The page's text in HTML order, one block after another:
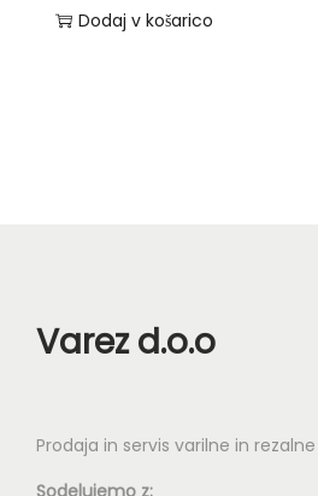
Dodaj v košarico
Varez d.o.o
Prodaja in servis varilne in